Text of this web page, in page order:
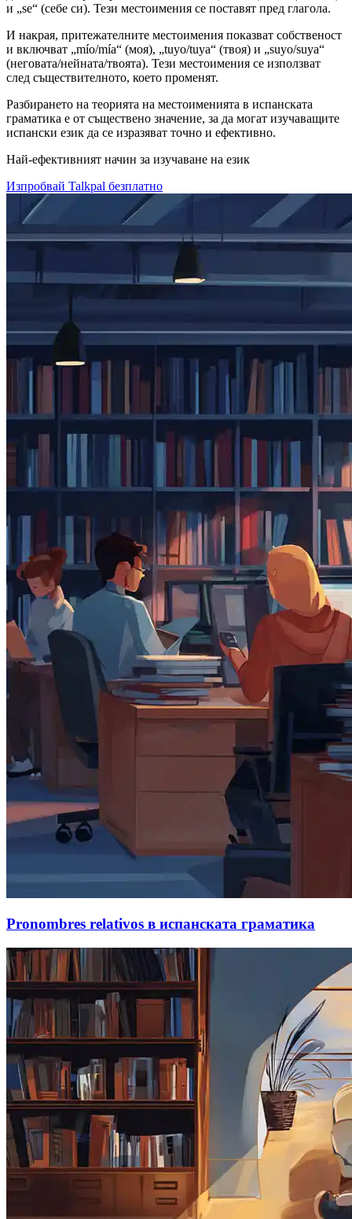
и „se“ (себе си). Тези местоимения се поставят пред глагола.
И накрая, притежателните местоимения показват собственост
и включват „mío/mía“ (моя), „tuyo/tuya“ (твоя) и „suyo/suya“
(неговата/нейната/твоята). Тези местоимения се използват
след съществителното, което променят.
Разбирането на теорията на местоименията в испанската
граматика е от съществено значение, за да могат изучаващите
испански език да се изразяват точно и ефективно.
Най-ефективният начин за изучаване на език
Изпробвай Talkpal безплатно
Pronombres relativos в испанската граматика